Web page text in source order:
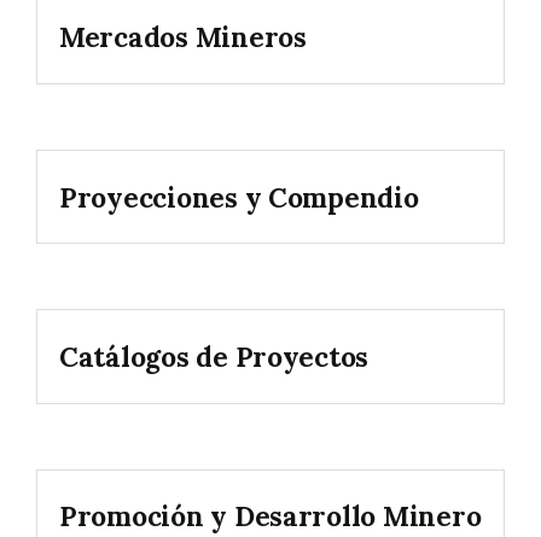
Mercados Mineros
Proyecciones y Compendio
Catálogos de Proyectos
Promoción y Desarrollo Minero